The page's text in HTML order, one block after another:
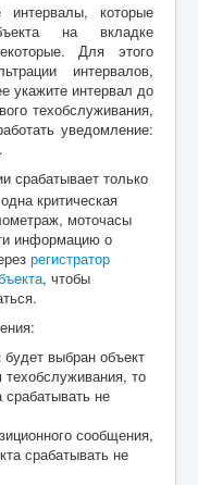
которые
на вкладке
Для этого
интервалов,
укажите интервал до
техобслуживания,
уведомление:
срабатывает только
критическая
моточасы
информацию о
регистратор
, чтобы
выбран объект
то
срабатывать не
сообщения,
срабатывать не